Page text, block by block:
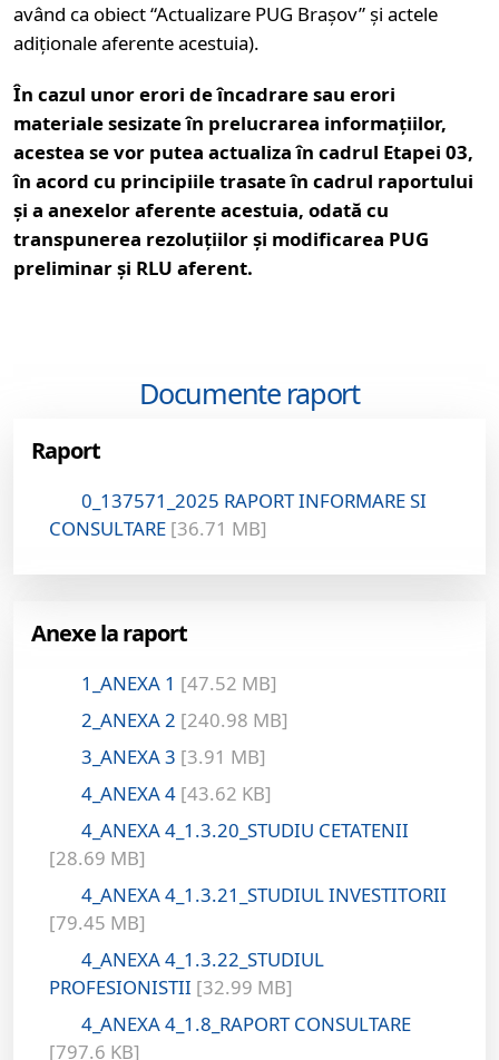
având ca obiect “Actualizare PUG Brașov” și actele
adiționale aferente acestuia).
În cazul unor erori de încadrare sau erori
materiale sesizate în prelucrarea informațiilor,
acestea se vor putea actualiza în cadrul Etapei 03,
în acord cu principiile trasate în cadrul raportului
și a anexelor aferente acestuia, odată cu
transpunerea rezoluțiilor și modificarea PUG
preliminar și RLU aferent.
Documente raport
Raport
0_137571_2025 RAPORT INFORMARE SI
CONSULTARE [36.71 MB]
Anexe la raport
1_ANEXA 1 [47.52 MB]
2_ANEXA 2 [240.98 MB]
3_ANEXA 3 [3.91 MB]
4_ANEXA 4 [43.62 KB]
4_ANEXA 4_1.3.20_STUDIU CETATENII
[28.69 MB]
4_ANEXA 4_1.3.21_STUDIUL INVESTITORII
[79.45 MB]
4_ANEXA 4_1.3.22_STUDIUL
PROFESIONISTII [32.99 MB]
4_ANEXA 4_1.8_RAPORT CONSULTARE
[797.6 KB]